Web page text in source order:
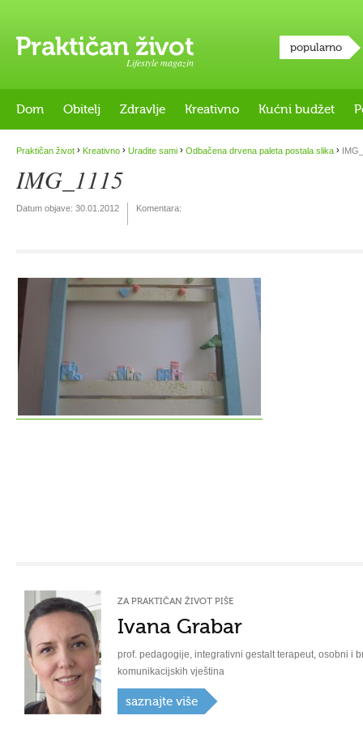
Lifestyle magazin
popularno
Dom Obitelj Zdravlje Kreativno Kućni budžet
Praktičan život › Kreativno › Uradite sami › Odbačena drvena paleta postala slika ›
IMG_1115
Datum objave: 30.01.2012 Komentara:
ZA PRAKTIČAN ŽIVOT PIŠE
Ivana Grabar
prof. pedagogije, integrativni gestalt terapeut, osobni i
komunikacijskih vještina
saznajte više